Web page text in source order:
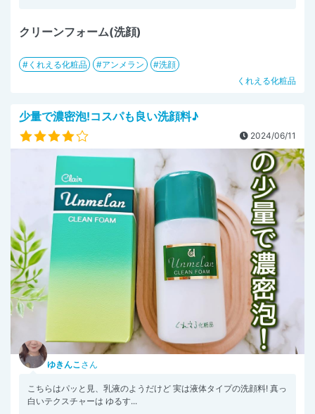
クリーンフォーム(洗顔)
くれえる化粧品 アンメラン
洗顔
くれえる化粧品
少量で濃密泡!コスパも良い洗顔料♪
2024/06/11
ゆきんこさん
こちらはパッと見、乳液のようだけど 実は液体タイプの洗顔料! 真っ
白いテクスチャーは ゆるす...